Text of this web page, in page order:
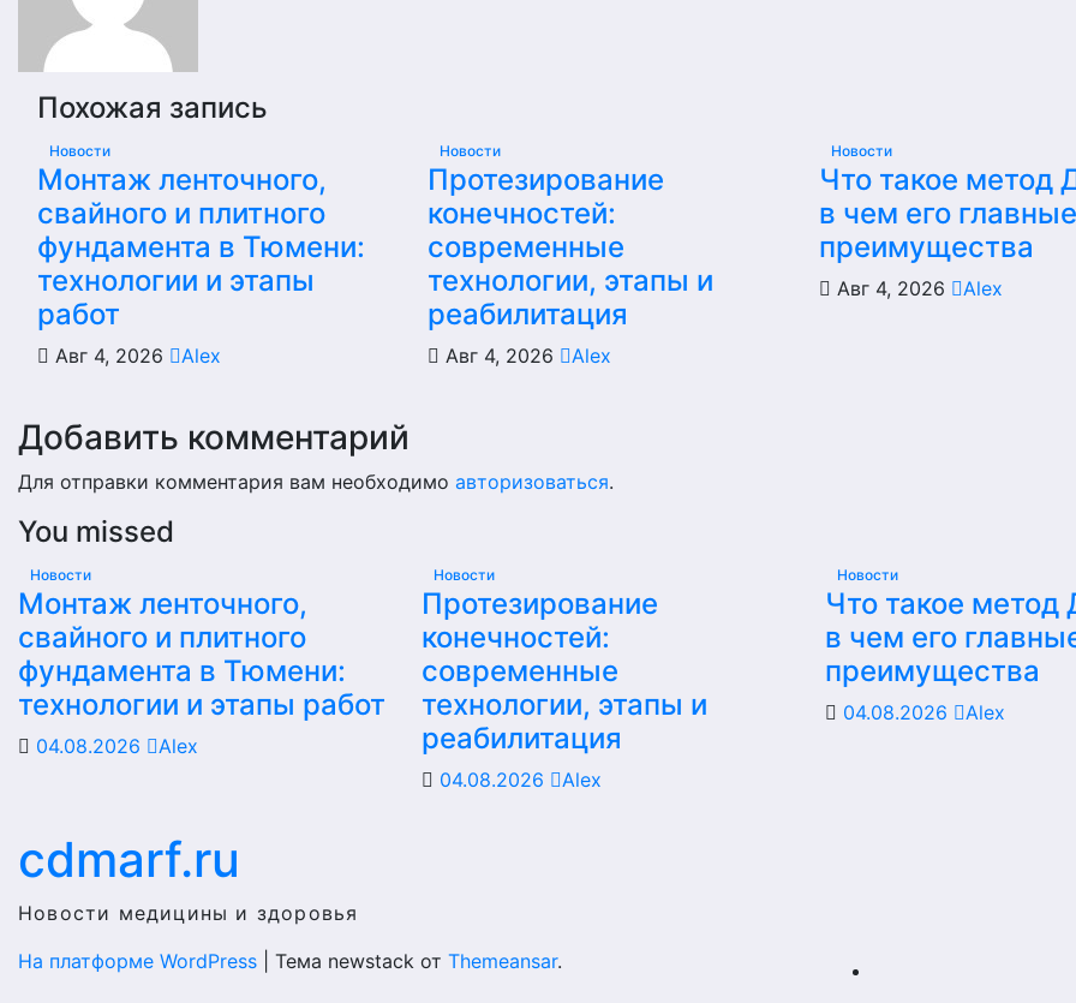
Похожая запись
Новости
Монтаж ленточного,
свайного и плитного
фундамента в Тюмени:
технологии и этапы
работ
Авг 4, 2026 Alex
Новости
Протезирование
конечностей:
современные
технологии, этапы и
реабилитация
Авг 4, 2026 Alex
Новости
Что такое метод
в чем его главные
преимущества
Авг 4, 2026 Alex
Добавить комментарий
Для отправки комментария вам необходимо авторизоваться.
You missed
Новости
Монтаж ленточного,
свайного и плитного
фундамента в Тюмени:
технологии и этапы работ
04.08.2026 Alex
Новости
Протезирование
конечностей:
современные
технологии, этапы и
реабилитация
04.08.2026 Alex
Новости
Что такое
в чем его
преимущества
04.08.2026 Alex
cdmarf.ru
Новости медицины и здоровья
На платформе WordPress
Тема newstack от Themeansar.